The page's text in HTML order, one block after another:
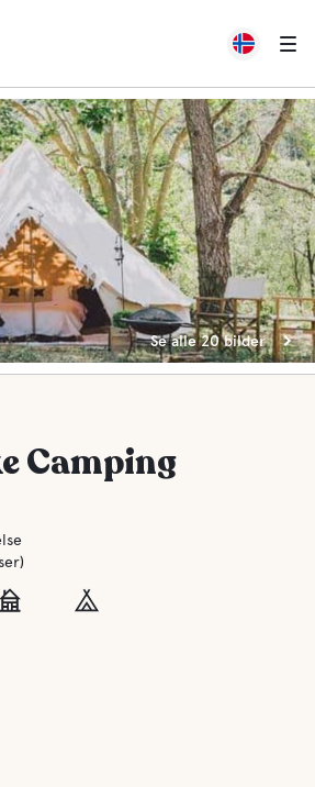
Se alle 20 bilder
Camping